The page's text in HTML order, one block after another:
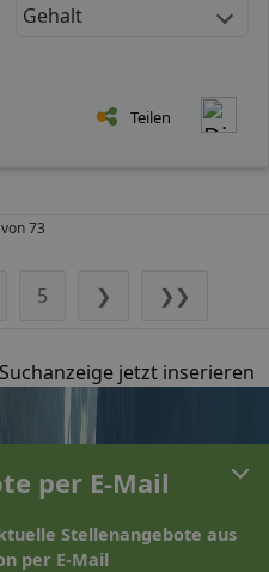
Gehalt
Teilen
73
5 ❯ ❯❯
jetzt inserieren
per E-Mail
Stellenangebote aus
per E-Mail